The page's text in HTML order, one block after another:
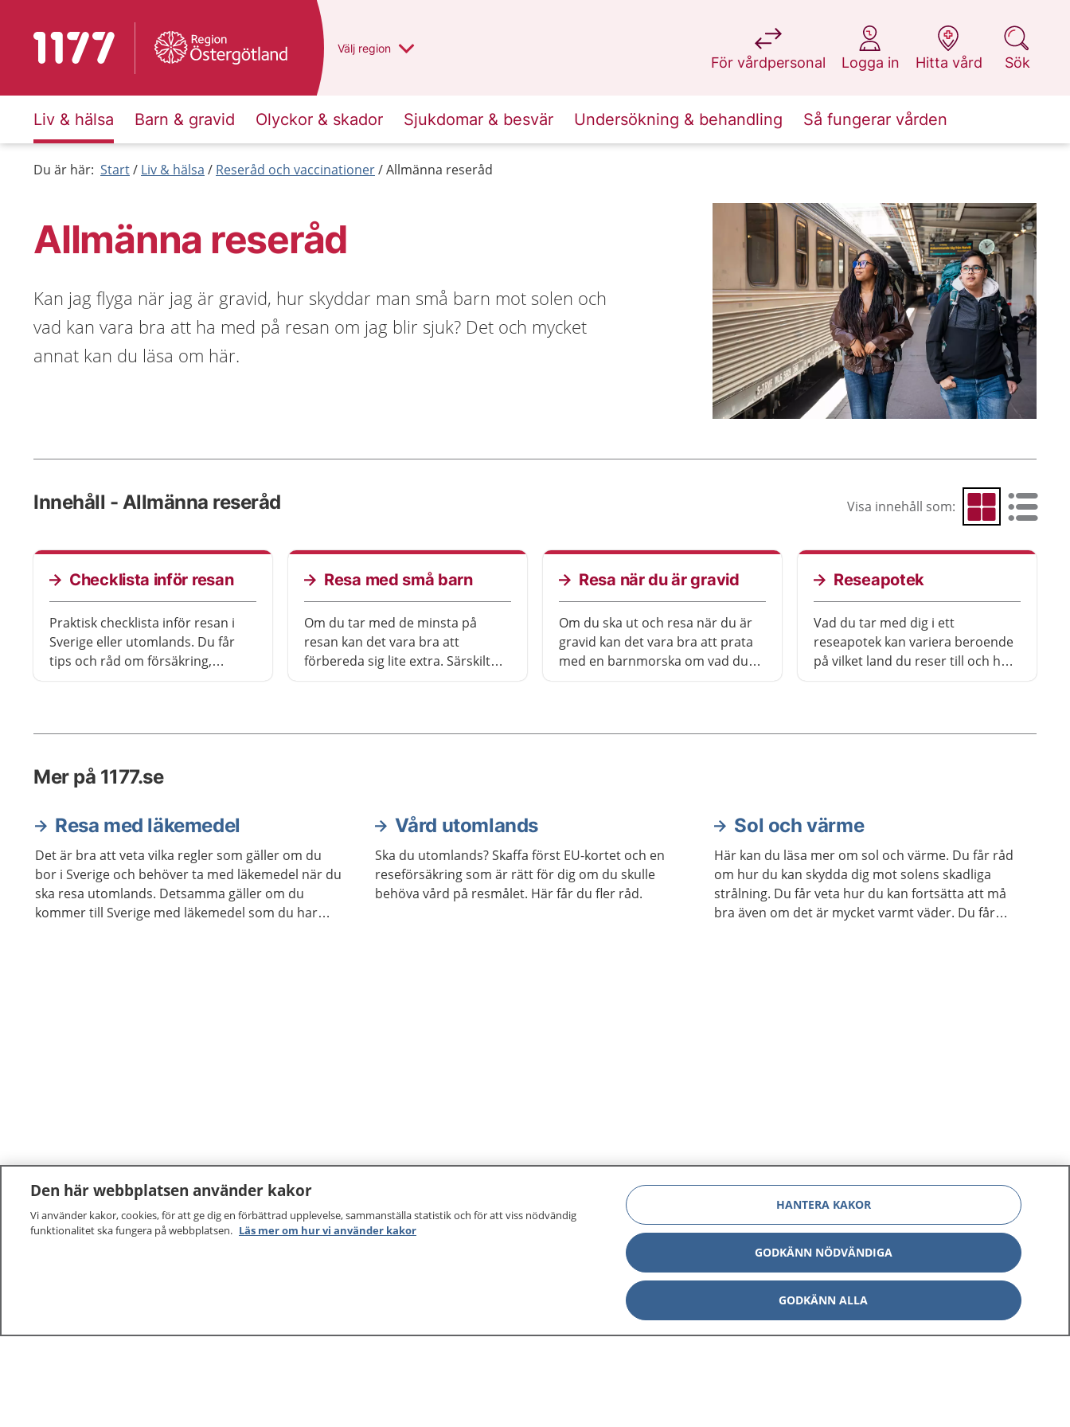
Till startsidan för 1177 Du har valt region
Välj en annan
region
För vårdpersonal
på 1177.se
Logga in
på 1177.se
Hitta vård
på 1177.se
Sök
på 1177.se
Liv & hälsa Barn & gravid Olyckor & skador Sjukdomar & besvär Undersökning & behandling Så fungerar vården
Du är här: Start Liv & hälsa Reseråd och vaccinationer Allmänna reseråd
Allmänna reseråd
Kan jag flyga när jag är gravid, hur skyddar man små barn mot solen och
vad kan vara bra att ha med på resan om jag blir sjuk? Det och mycket
annat kan du läsa om här.
Innehåll - Allmänna reseråd Visa innehåll som: Visa som rutnät
Visa som
Checklista inför resan
Praktisk checklista inför resan i
Sverige eller utomlands. Du får
tips och råd om försäkring,
Resa med små barn
Om du tar med de minsta på
resan kan det vara bra att
förbereda sig lite extra. Särskilt
Resa när du är gravid
Om du ska ut och resa när du är
gravid kan det vara bra att prata
med en barnmorska om vad du
Reseapotek
Vad du tar med dig i ett
reseapotek kan variera beroende
på vilket land du reser till och hur
Mer på 1177.se
Resa med läkemedel
Det är bra att veta vilka regler som gäller om du
bor i Sverige och behöver ta med läkemedel när du
ska resa utomlands. Detsamma gäller om du
kommer till Sverige med läkemedel som du har
Vård utomlands
Ska du utomlands? Skaffa först EU-kortet och en
reseförsäkring som är rätt för dig om du skulle
behöva vård på resmålet. Här får du fler råd.
Sol och värme
Här kan du läsa mer om sol och värme. Du får råd
om hur du kan skydda dig mot solens skadliga
strålning. Du får veta hur du kan fortsätta att må
bra även om det är mycket varmt väder. Du får
Den här webbplatsen använder kakor
Vi använder kakor, cookies, för att ge dig en förbättrad upplevelse, sammanställa statistik och för att viss nödvändig
funktionalitet ska fungera på webbplatsen. Läs mer om hur vi använder kakor
HANTERA KAKOR
GODKÄNN NÖDVÄNDIGA
GODKÄNN ALLA